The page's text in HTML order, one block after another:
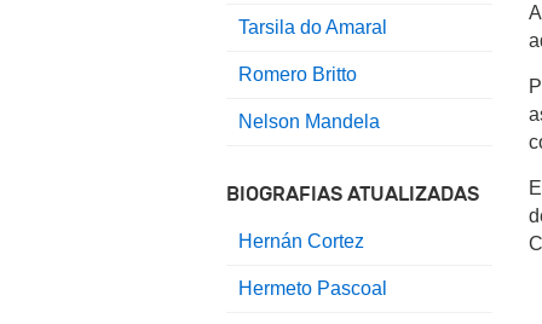
Tarsila do Amaral
Romero Britto
Nelson Mandela
BIOGRAFIAS ATUALIZADAS
Hernán Cortez
Hermeto Pascoal